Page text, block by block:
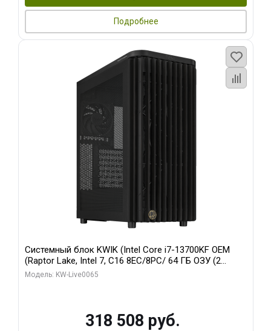
Подробнее
Системный блок KWIK (Intel Core i7-13700KF OEM
(Raptor Lake, Intel 7, C16 8EC/8PC/ 64 ГБ ОЗУ (2
модуля)/ ASUS RTX5080 PROART OC 16GB GDDR7
Модель: KW-Live0065
318 508 руб.